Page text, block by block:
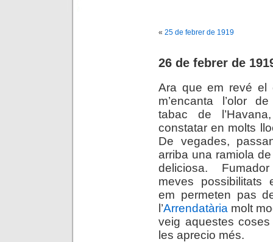
« 25 de febrer de 1919
26 de febrer de
Ara que em revé el
m’encanta l’olor
tabac de
constatar en molts
De vegades,
arriba una ramiola
deliciosa.
meves possibilitats
em permeten pas
l’Arrendatària molt
veig aquestes
les aprecio més.